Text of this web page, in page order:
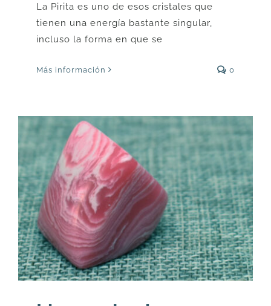
La Pirita es uno de esos cristales que
tienen una energía bastante singular,
incluso la forma en que se
Más información 0